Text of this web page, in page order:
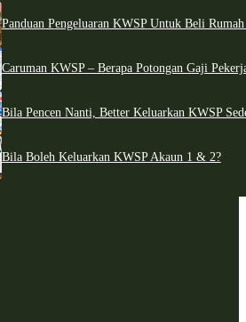
Panduan Pengeluaran KWSP Untuk Beli
Caruman KWSP – Berapa Potongan Gaji
Bila Pencen Nanti, Better Keluarkan KWSP
Bila Boleh Keluarkan KWSP Akaun 1 & 2?